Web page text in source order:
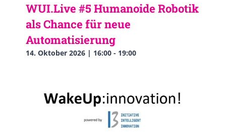
WUI.Live #5 Humanoide Robotik
als Chance für neue
Automatisierung
14. Oktober 2026 | 16:00 - 19:00